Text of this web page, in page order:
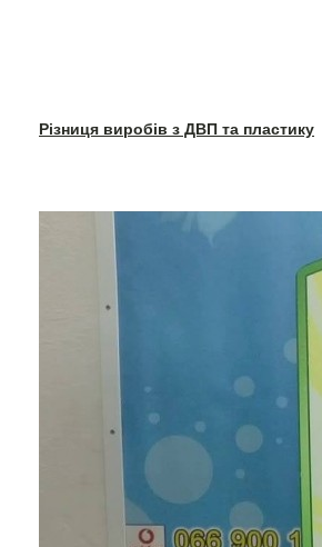
Різниця виробів з ДВП та пластику